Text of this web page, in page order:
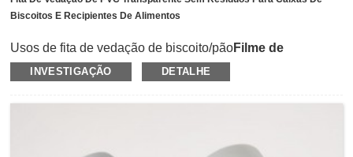
Biscoitos E Recipientes De Alimentos
Usos de fita de vedação de biscoito/pãoFilme de
PVCcomo suporte revestido com adesivo de borracha.
O filme de PVC macio e transparente é fácil de rasgar à
resistir à temperatura de 80-120 ℃ e sem resíduos após a
nas caixas/caixa.Transparente
Fita de vedação de PVC
INVESTIGAÇÃO DETALHE